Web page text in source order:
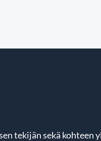
tekijän sekä kohteen